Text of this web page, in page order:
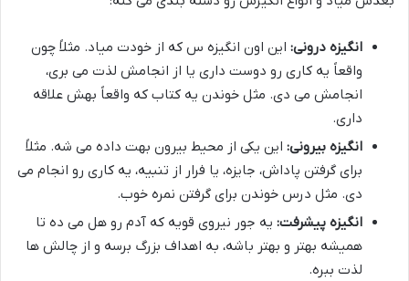
انگیزه درونی: این اون انگیزه س که از خودت میاد. مثلاً چون
واقعاً یه کاری رو دوست داری یا از انجامش لذت می بری،
انجامش می دی. مثل خوندن یه کتاب که واقعاً بهش علاقه
داری.
انگیزه بیرونی: این یکی از محیط بیرون بهت داده می شه. مثلاً
برای گرفتن پاداش، جایزه، یا فرار از تنبیه، یه کاری رو انجام می
دی. مثل درس خوندن برای گرفتن نمره خوب.
انگیزه پیشرفت: یه جور نیروی قویه که آدم رو هل می ده تا
همیشه بهتر و بهتر باشه، به اهداف بزرگ برسه و از چالش ها
لذت ببره.